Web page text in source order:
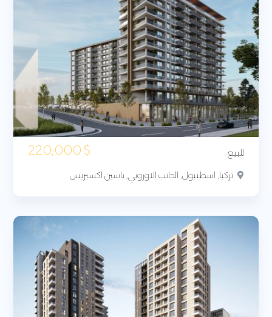
للبيع $
تركيا, اسطنبول, الجانب الاوروبي, باسين اكسبريس